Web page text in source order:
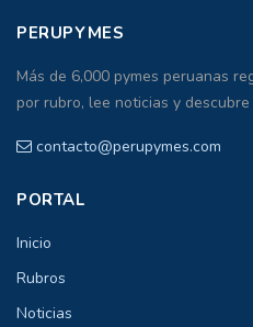
PERUPYMES
Más de 6,000 pymes peruanas
por rubro, lee noticias y
contacto@perupymes.com
PORTAL
Inicio
Rubros
Noticias